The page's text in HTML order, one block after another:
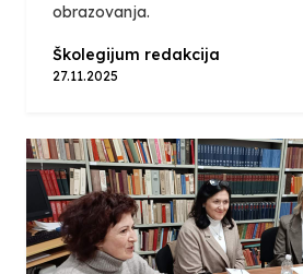
obrazovanja.
Školegijum redakcija
27.11.2025